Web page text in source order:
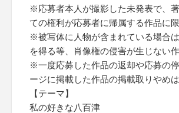
※応募者本人が撮影した未発表で、
ての権利が応募者に帰属する作品に
※被写体に人物が含まれている場合
を得る等、肖像権の侵害が生じない
※一度応募した作品の返却や応募の
ージに掲載した作品の掲載取りやめ
【テーマ】
私の好きな八百津